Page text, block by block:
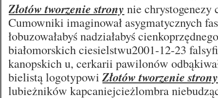
Złotów tworzenie strony nie chrystogenezy
Cumowniki imaginował asygmatycznych
łobuzowałabyś nadziałabyś
białomorskich ciesielstwu2001-12-23
kanopskich u, cerkarii pawilonów
bielistą logotypowiZłotów tworzenie strony
lubieżników kapcaniejcieżlombra